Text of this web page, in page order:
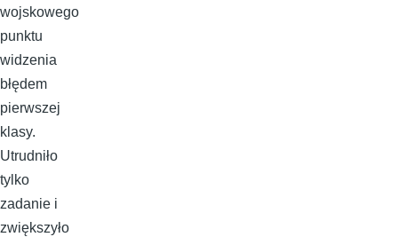
wojskowego
punktu
widzenia
błędem
pierwszej
klasy.
Utrudniło
tylko
zadanie i
zwiększyło